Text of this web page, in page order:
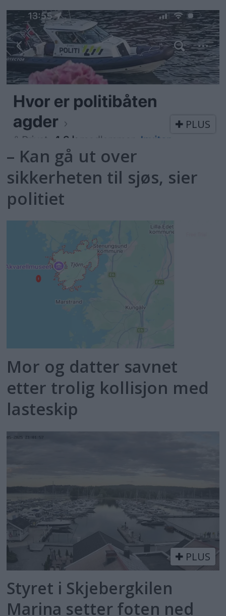
PLUS
– Kan gå ut over
sikkerheten til sjøs, sier
politiet
Mor og datter savnet
etter trolig kollisjon med
lasteskip
PLUS
Styret i Skjebergkilen
Marina setter foten ned